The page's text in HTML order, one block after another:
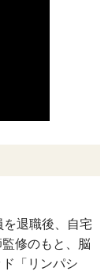
退職後、自宅
修のもと、脳
「リンパシ